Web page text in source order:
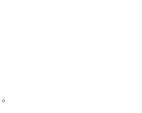
。